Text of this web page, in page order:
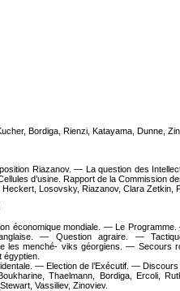
Bordiga, Rienzi, Katayama, Dunne,
Riazanov. — La question des
d’usine. Rapport de la Commission
Losovsky, Riazanov, Clara Zetkin,
économique mondiale. — Le
— Question agraire. —
les menché- viks géorgiens. — Secours
— Election de l’Exécutif. — Discours
Thaelmann, Bordiga, Ercoli,
Vassiliev, Zinoviev.